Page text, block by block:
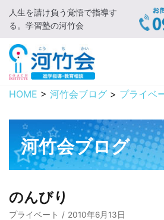
コ
ン
テ
ン
ツ
に
キ
プ
人生を請け負う覚悟で指導す
る。学習塾の河竹会
HOME
新着情報
□ お知らせ
河竹会について
□ 河竹会について
□ 小学部
実 績
HOME > 河竹会ブログ > プライベ
河竹会ブログ
のんびり
プライベート 2010年6月13日